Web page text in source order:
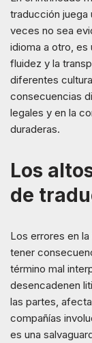
traducción juega
veces no sea
idioma a otro, es
fluidez y la
diferentes
consecuencias
legales y en la
duraderas.
Los
de
Los errores en
tener
término mal
desencadenen
las partes,
compañías
es una